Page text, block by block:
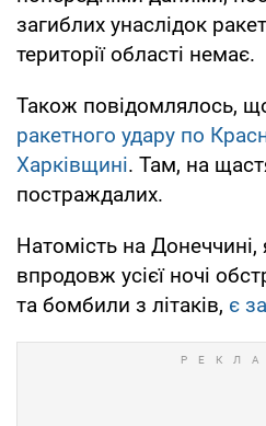
загиблих унаслідок
території області немає.
Також повідомлялось,
ракетного удару по
Харківщині. Там, на
постраждалих.
Натомість на Донеччині,
впродовж усієї ночі
та бомбили з літаків, є